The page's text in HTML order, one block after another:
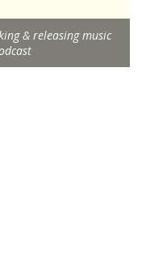
& releasing music